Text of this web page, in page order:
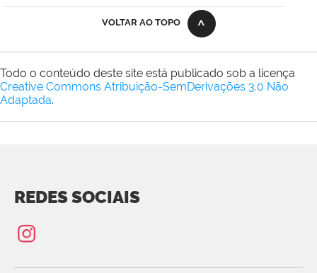
VOLTAR AO TOPO
Todo o conteúdo deste site está publicado sob a licença
Creative Commons Atribuição-SemDerivações 3.0 Não
Adaptada.
REDES SOCIAIS